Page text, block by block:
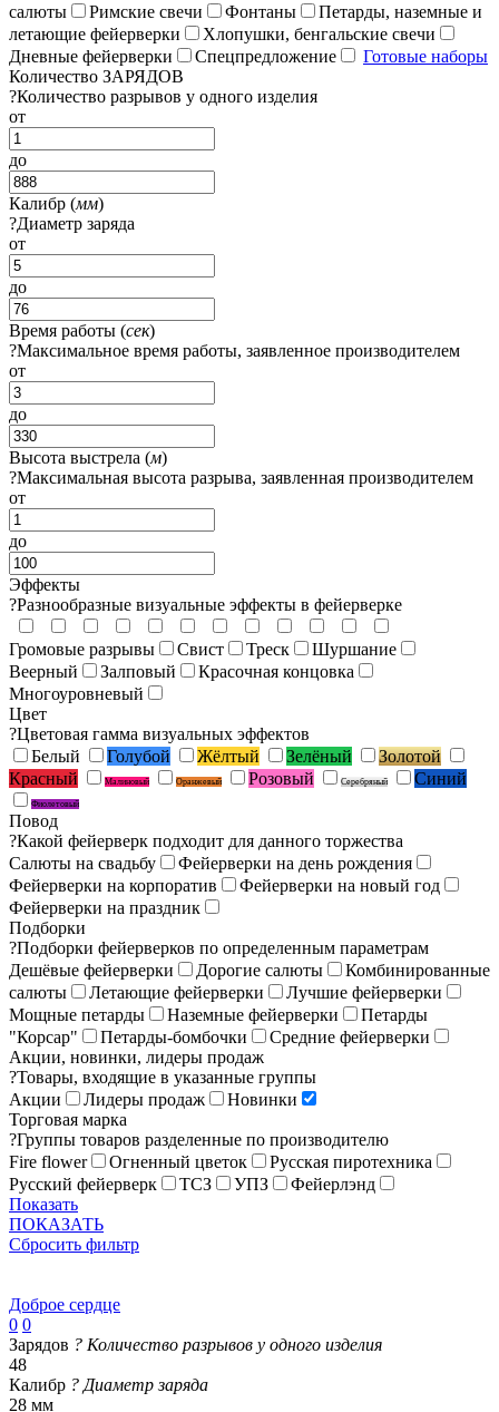
салюты
Римские свечи Фонтаны
Петарды, наземные и
летающие фейерверки
Хлопушки, бенгальские свечи
Дневные фейерверки
Спецпредложение
Готовые наборы
Количество ЗАРЯДОВ
?Количество разрывов у одного изделия
от
до
Калибр (мм)
?Диаметр заряда
от
до
Время работы (сек)
?Максимальное время работы, заявленное производителем
от
до
Высота выстрела (м)
?Максимальная высота разрыва, заявленная производителем
от
до
Эффекты
?Разнообразные визуальные эффекты в фейерверке
Громовые разрывы Свист Треск
Шуршание
Веерный
Залповый
Красочная концовка
Многоуровневый
Цвет
?Цветовая гамма визуальных эффектов
Белый
Голубой Жёлтый Зелёный
Золотой
Красный
Малиновый Оранжевый Розовый Серебряный Синий
Фиолетовый
Повод
?Какой фейерверк подходит для данного торжества
Салюты на свадьбу
Фейерверки на день рождения
Фейерверки на корпоратив
Фейерверки на новый год
Фейерверки на праздник
Подборки
?Подборки фейерверков по определенным параметрам
Дешёвые фейерверки
Дорогие салюты
Комбинированные
салюты
Летающие фейерверки
Лучшие фейерверки
Мощные петарды
Наземные фейерверки
Петарды
"Корсар"
Петарды-бомбочки
Средние фейерверки
Акции, новинки, лидеры продаж
?Товары, входящие в указанные группы
Акции
Лидеры продаж
Новинки
Торговая марка
?Группы товаров разделенные по производителю
Fire flower
Огненный цветок
Русская пиротехника
Русский фейерверк
ТСЗ УПЗ
Фейерлэнд
Показать
ПОКАЗАТЬ
Сбросить фильтр
Доброе сердце
0 0
Зарядов ? Количество разрывов у одного изделия
48
Калибр ? Диаметр заряда
28 мм